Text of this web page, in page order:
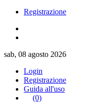
Registrazione
sab, 08 agosto 2026
Login
Registrazione
Guida all'uso
(0)